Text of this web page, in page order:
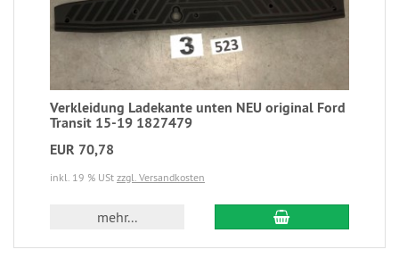
Verkleidung Ladekante unten NEU original Ford
Transit 15-19 1827479
EUR 70,78
inkl. 19 % USt zzgl. Versandkosten
mehr...